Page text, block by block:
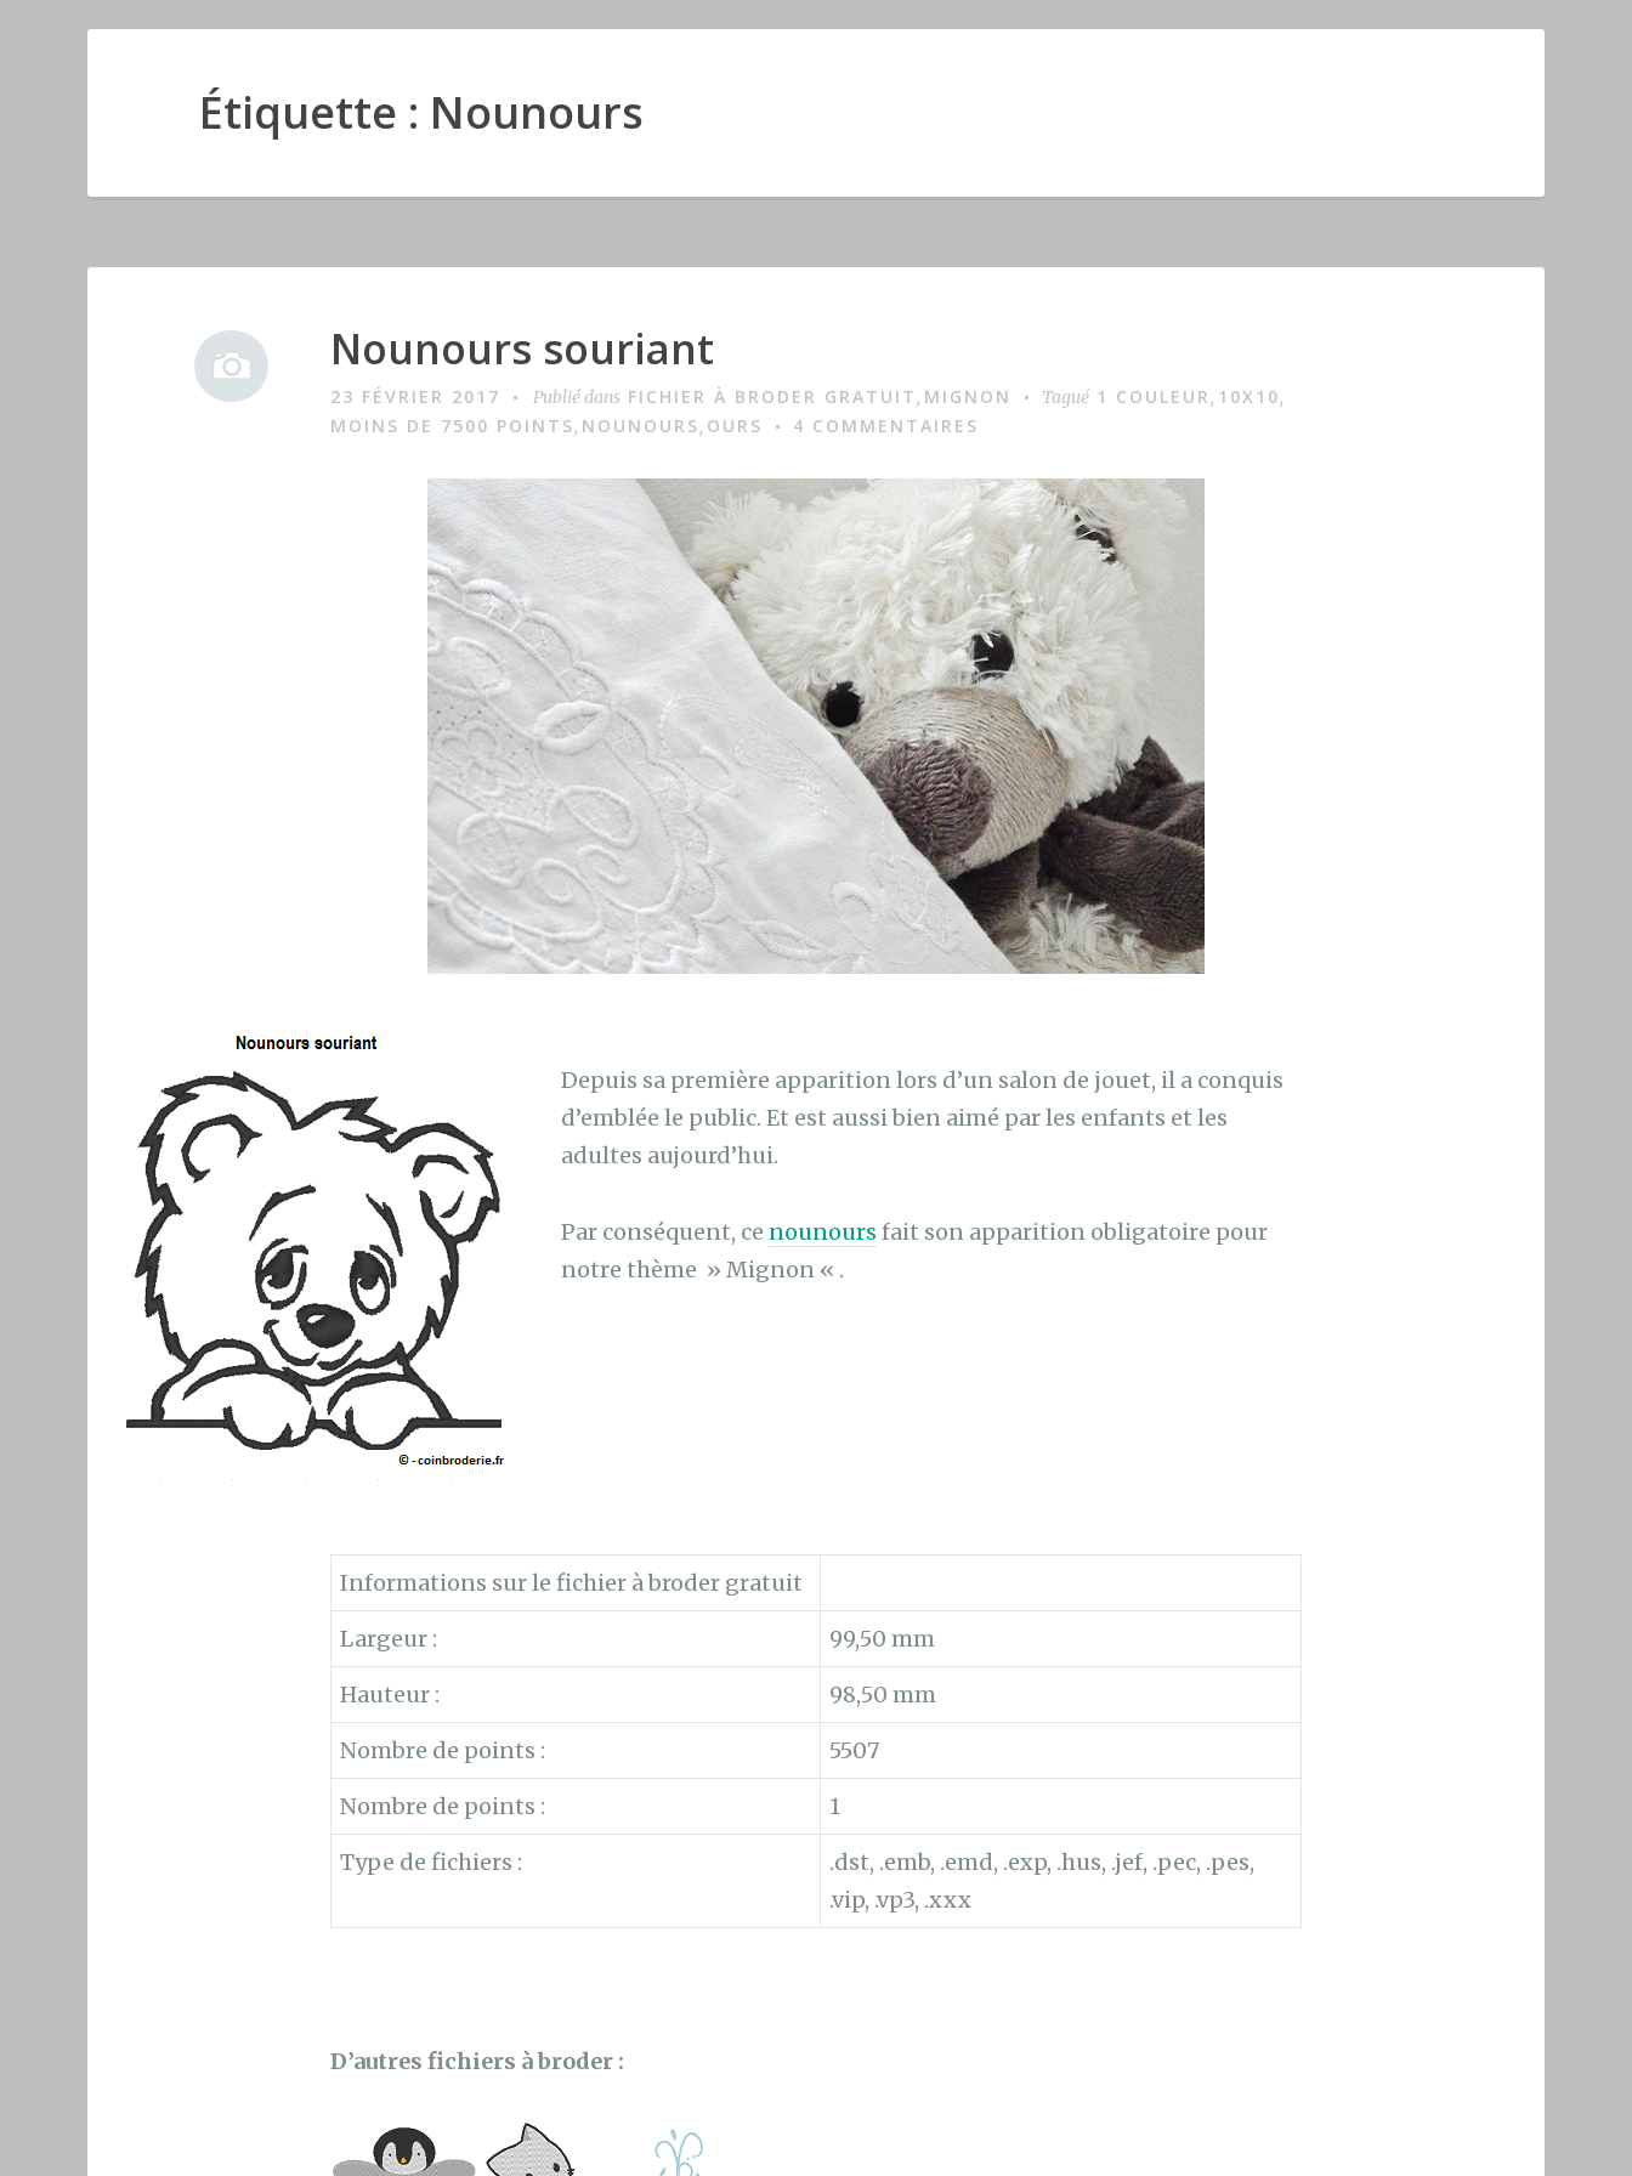
Étiquette : Nounours
I
a
Nounours souriant
23 FÉVRIER 2017 Publié dans FICHIER À BRODER GRATUIT, MIGNON Tagué 1 COULEUR, 10X10,
MOINS DE 7500 POINTS, NOUNOURS, OURS 4 COMMENTAIRES
Depuis sa première apparition lors d’un salon de jouet, il a conquis
d’emblée le public. Et est aussi bien aimé par les enfants et les
adultes aujourd’hui.
Par conséquent, ce nounours fait son apparition obligatoire pour
notre thème » Mignon « .
Informations sur le fichier à broder gratuit
Largeur :
99,50 mm
Hauteur :
98,50 mm
Nombre de points :
5507
Nombre de points :
1
Type de fichiers :
.dst, .emb, .emd, .exp, .hus, .jef, .pec, .pes,
.vip, .vp3, .xxx
D’autres fichiers à broder :